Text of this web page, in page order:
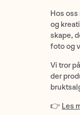
Hos
og
skape,
foto og
Vi tror
der
👉 Les